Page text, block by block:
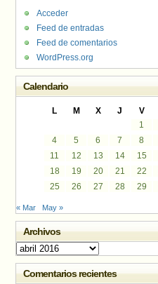
Acceder
Feed de entradas
Feed de comentarios
WordPress.org
Calendario
L M X J V
1
4
5 6 7 8
11
12 13 14 15
18
19 20 21 22
25
26 27 28 29
« Mar May »
Archivos
Archivos
Comentarios recientes